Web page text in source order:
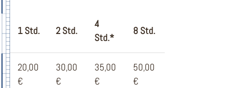
1 Std. 2 Std.
4
Std.*
8 Std.
20,00
€
30,00
€
35,00
€
50,00
€